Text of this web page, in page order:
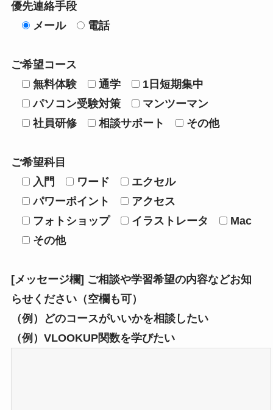
優先連絡手段
メール
電話
ご希望コース
無料体験
通学
1日短期集中
パソコン受験対策
マンツーマン
社員研修
相談サポート その他
ご希望科目
入門
ワード
エクセル
パワーポイント
アクセス
フォトショップ
イラストレータ
Mac
その他
[メッセージ欄] ご相談や学習希望の内容などお知
らせください（空欄も可）
（例）どのコースがいいかを相談したい
（例）VLOOKUP関数を学びたい